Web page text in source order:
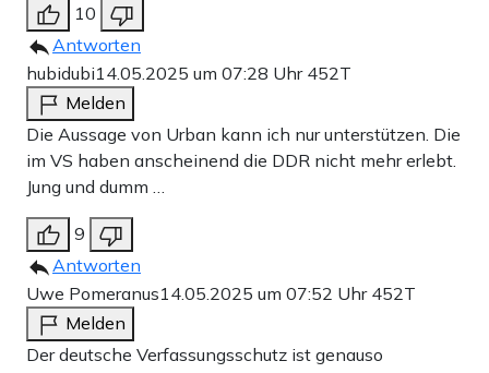
10
Antworten
hubidubi14.05.2025 um 07:28 Uhr 452T
Melden
Die Aussage von Urban kann ich nur unterstützen. Die
im VS haben anscheinend die DDR nicht mehr erlebt.
Jung und dumm …
9
Antworten
Uwe Pomeranus14.05.2025 um 07:52 Uhr 452T
Melden
Der deutsche Verfassungsschutz ist genauso